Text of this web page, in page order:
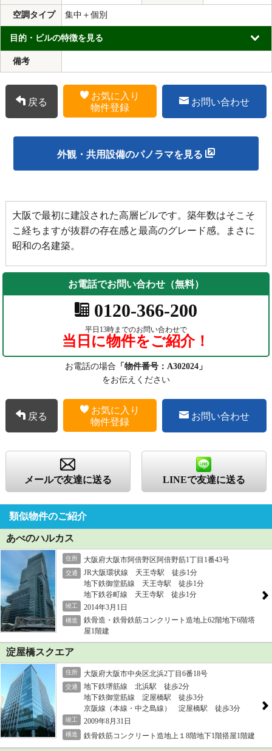
空調タイプ 集中＋個別
目的・ビルの特徴を見る
備考
戻る
お気に入り
物件登録
お問い合わせ
外観・共用設備のパノラマを見る
大阪で最初に建設された高層ビルです。築年数はそこそ
こ経ちますが抜群の存在感と最高のグレード感。まさに
昭和の名建築。
お電話でお問い合わせ（無料）
0120-366-200
平日13時までのお問い合わせで
当日に物件をご紹介！
お電話の場合 「物件番号：A302024」
をお伝えください
戻る
お気に入り
物件登録
お問い合わせ
メールで友達に送る LINEで友達に送る
類似物件のご紹介
あべのハルカス
住所 大阪府大阪市阿倍野区阿倍野筋1丁目1番43号
交通
JR大阪環状線 天王寺駅 徒歩1分
地下鉄御堂筋線 天王寺駅 徒歩1分
地下鉄谷町線 天王寺駅 徒歩1分
竣工 2014年3月1日
構造
鉄骨造・鉄骨鉄筋コンクリート造地上62階地下6階塔
屋1階建
淀屋橋スクエア
住所 大阪府大阪市中央区北浜2丁目6番18号
交通
地下鉄堺筋線 北浜駅 徒歩2分
地下鉄御堂筋線 淀屋橋駅 徒歩3分
京阪線（本線・中之島線） 淀屋橋駅 徒歩3分
竣工 2009年8月31日
構造 鉄骨鉄筋コンクリート造地上１8階地下1階搭屋1階建